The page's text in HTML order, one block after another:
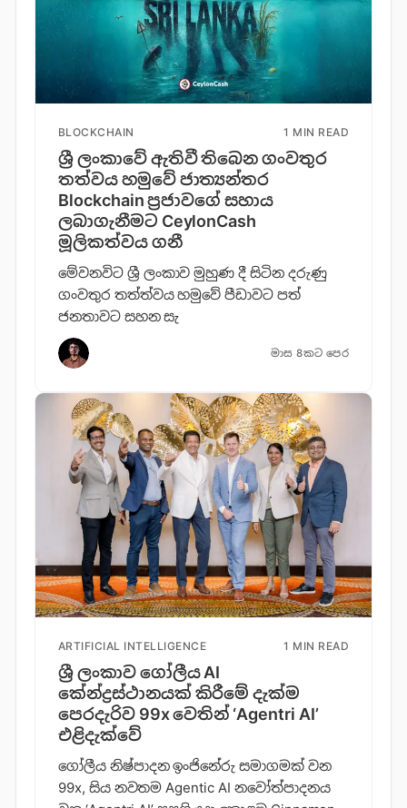
BLOCKCHAIN 1 MIN READ
ශ්‍රී ලංකාවේ ඇතිවී තිබෙන ගංවතුර
තත්වය හමුවේ ජාත්‍යන්තර
Blockchain ප්‍රජාවගේ සහාය
ලබාගැනීමට CeylonCash
මූලිකත්වය ග​නී
මේවනවිට ශ්‍රී ලංකාව මුහුණ දී සිටින දරුණු
ගංවතුර තත්ත්වය හමුවේ පීඩාවට පත්
ජනතාවට සහන සැ
මාස 8කට පෙර
ARTIFICIAL INTELLIGENCE 1 MIN READ
ශ්‍රී ලංකාව ගෝලීය AI
කේන්ද්‍රස්ථානයක් කිරීමේ දැක්ම
පෙරදැරිව 99x වෙතින් ‘Agentri AI’
එළිදැක්වේ
ගෝලීය නිෂ්පාදන ඉංජිනේරු සමාගමක් වන
99x, සිය නවතම Agentic AI නවෝත්පාදනය